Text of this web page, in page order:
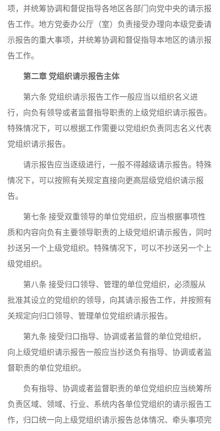
项，并统筹协调和督促指导各地区各部门向党中央的请示报
告工作。地方党委办公厅（室）负责接受办理向本级党委请
示报告的重大事项，并统筹协调和督促指导本地区的请示报
告工作。
第二章 党组织请示报告主体
第六条 党组织请示报告工作一般应当以组织名义进
行，向负有领导或者监督指导职责的上级党组织请示报告。
特殊情况下，可以根据工作需要以党组织负责同志名义代表
党组织请示报告。
请示报告应当逐级进行，一般不得越级请示报告。特殊
情况下，可以按照有关规定直接向更高层级党组织请示报
告。
第七条 接受双重领导的单位党组织，应当根据事项性
质和内容向负有主要领导职责的上级党组织请示报告，同时
抄送另一个上级党组织。特殊情况下，可以不抄送另一个上
级党组织。
第八条 接受归口领导、管理的单位党组织，必须服从
批准其设立的党组织的领导，向其请示报告工作，并按照有
关规定向归口领导、管理单位党组织请示报告。
第九条 接受归口指导、协调或者监督的单位党组织，
向上级党组织请示报告一般应当抄送负有指导、协调或者监
督职责的单位党组织。
负有指导、协调或者监督职责的单位党组织应当统筹所
负责区域、领域、行业、系统内各单位党组织的请示报告工
作，归口统一向上级党组织请示报告总体情况、牵头事项完